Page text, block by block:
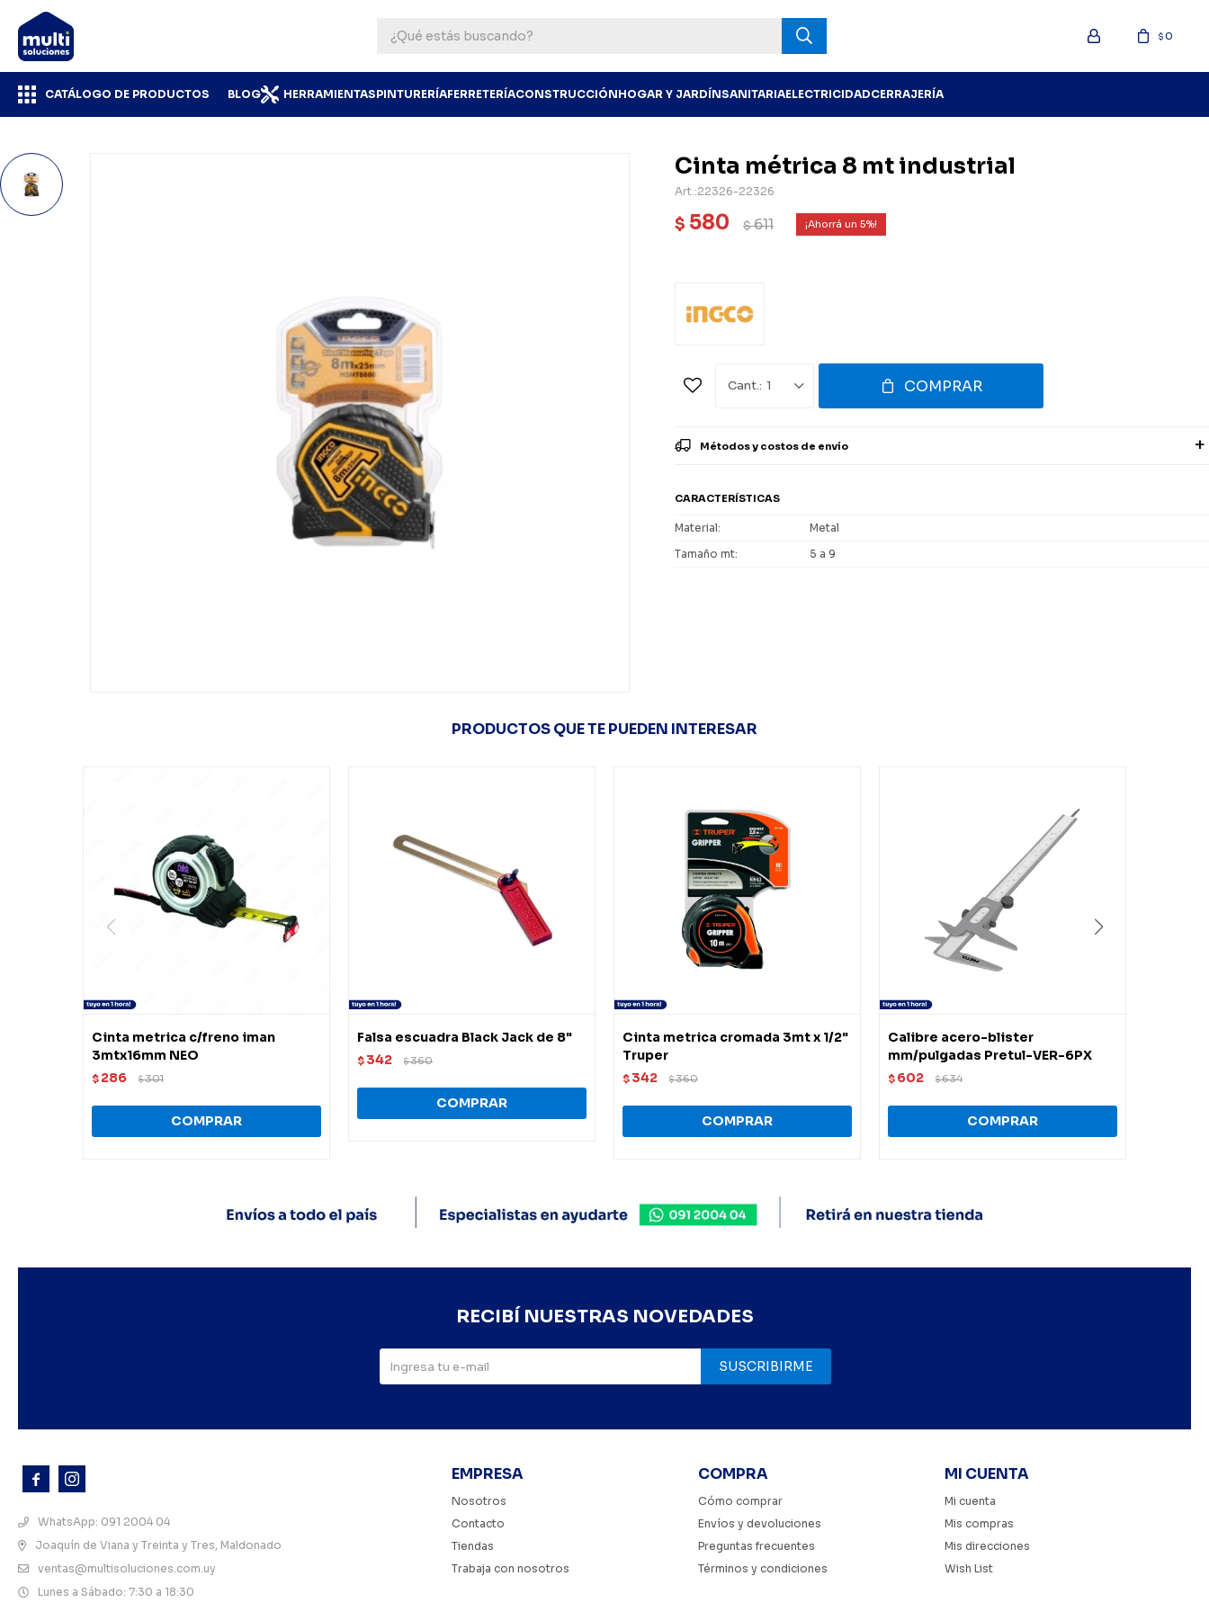
CATÁLOGO DE PRODUCTOS BLOG HERRAMIENTASPINTURERÍAFERRETERÍACONSTRUCCIÓNHOGAR Y JARDÍNSANITARIAELECTRICIDADCERRAJERÍA
$0
Cinta métrica 8 mt industrial
22326-22326
$ 580 $611 5
1 COMPRAR
Métodos y costos de envío
CARACTERÍSTICAS
Material
Metal
Tamaño mt
5 a 9
PRODUCTOS QUE TE PUEDEN INTERESAR
Cinta metrica c/freno iman
3mtx16mm NEO
$ 286 $301
Falsa escuadra Black Jack de 8"
$ 342 $360
Cinta metrica cromada 3mt x 1/2"
Truper
$ 342 $360
Calibre acero-blister
mm/pulgadas Pretul-VER-6PX
$ 602 $634
 
WhatsApp: 091 2004 04
Joaquín de Viana y Treinta y Tres, Maldonado
ventas@multisoluciones.com.uy
Lunes a Sábado: 7:30 a 18:30
EMPRESA
Nosotros
Contacto
Tiendas
Trabaja con nosotros
COMPRA
Cómo comprar
Envíos y devoluciones
Preguntas frecuentes
Términos y condiciones
MI CUENTA
Mi cuenta
Mis compras
Mis direcciones
Wish List
RECIBÍ NUESTRAS NOVEDADES
SUSCRIBIRME